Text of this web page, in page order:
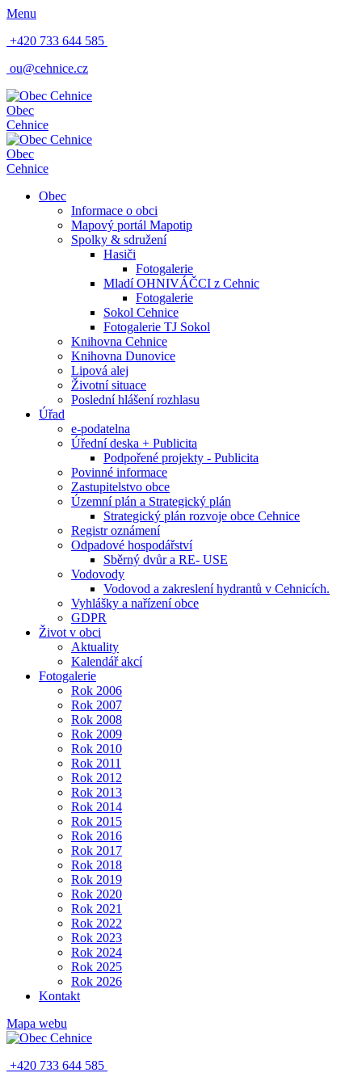
Menu
+420 733 644 585
ou@cehnice.cz
Obec
Cehnice
Obec
Cehnice
Obec
Informace o obci
Mapový portál Mapotip
Spolky & sdružení
Hasiči
Fotogalerie
Mladí OHNIVÁČCI z Cehnic
Fotogalerie
Sokol Cehnice
Fotogalerie TJ Sokol
Knihovna Cehnice
Knihovna Dunovice
Lipová alej
Životní situace
Poslední hlášení rozhlasu
Úřad
e-podatelna
Úřední deska + Publicita
Podpořené projekty - Publicita
Povinné informace
Zastupitelstvo obce
Územní plán a Strategický plán
Strategický plán rozvoje obce Cehnice
Registr oznámení
Odpadové hospodářství
Sběrný dvůr a RE- USE
Vodovody
Vodovod a zakreslení hydrantů v Cehnicích.
Vyhlášky a nařízení obce
GDPR
Život v obci
Aktuality
Kalendář akcí
Fotogalerie
Rok 2006
Rok 2007
Rok 2008
Rok 2009
Rok 2010
Rok 2011
Rok 2012
Rok 2013
Rok 2014
Rok 2015
Rok 2016
Rok 2017
Rok 2018
Rok 2019
Rok 2020
Rok 2021
Rok 2022
Rok 2023
Rok 2024
Rok 2025
Rok 2026
Kontakt
Mapa webu
+420 733 644 585